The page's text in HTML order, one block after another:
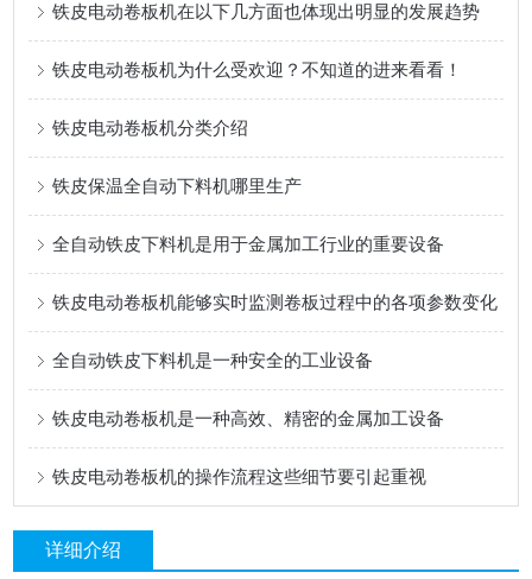
铁皮电动卷板机在以下几方面也体现出明显的发展趋势
铁皮电动卷板机为什么受欢迎？不知道的进来看看！
铁皮电动卷板机分类介绍
铁皮保温全自动下料机哪里生产
全自动铁皮下料机是用于金属加工行业的重要设备
铁皮电动卷板机能够实时监测卷板过程中的各项参数变化
全自动铁皮下料机是一种安全的工业设备
铁皮电动卷板机是一种高效、精密的金属加工设备
铁皮电动卷板机的操作流程这些细节要引起重视
详细介绍